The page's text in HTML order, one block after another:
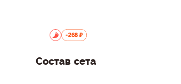
-268 ₽
Состав сета